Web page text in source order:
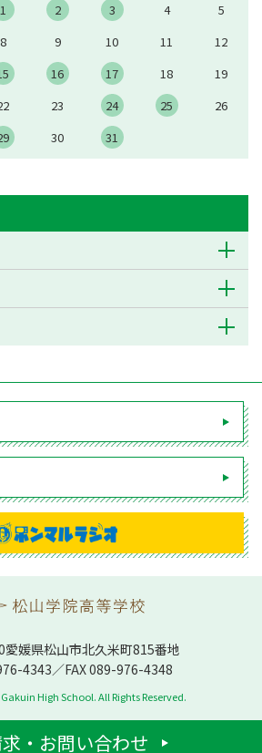
1 2 3 4
5
8 9 10 11
12
16 17 18
19
23 24 25
26
30 31
愛媛県松⼭市北久⽶町815番地
4343／FAX 089-976-4348
High School. All Rights Reserved.
・お問い合わせ